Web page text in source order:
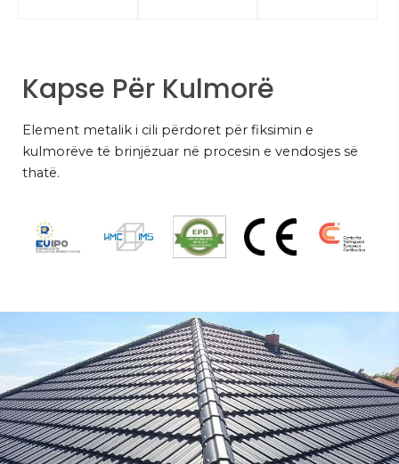
Kapse Për Kulmorë
Element metalik i cili përdoret për fiksimin e
kulmorëve të brinjëzuar në procesin e vendosjes së
thatë.